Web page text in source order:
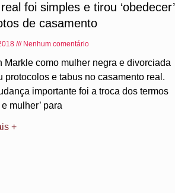
foi simples e tirou ‘obedecer’
de casamento
Nenhum comentário
Markle como mulher negra e divorciada
protocolos e tabus no casamento real.
importante foi a troca dos termos
e mulher’ para
+